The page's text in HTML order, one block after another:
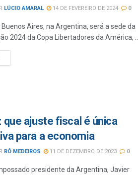
LÚCIO AMARAL 14 DE FEVEREIRO DE 2024 0
Aires, na Argentina, será a sede da
2024 da Copa Libertadores da América, ...
que ajuste fiscal é única
para a economia
RÔ MEDEIROS 11 DE DEZEMBRO DE 2023 0
presidente da Argentina, Javier